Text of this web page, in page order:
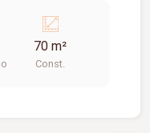
armários e
O imóvel
com box de vidro
70 m²
Const.